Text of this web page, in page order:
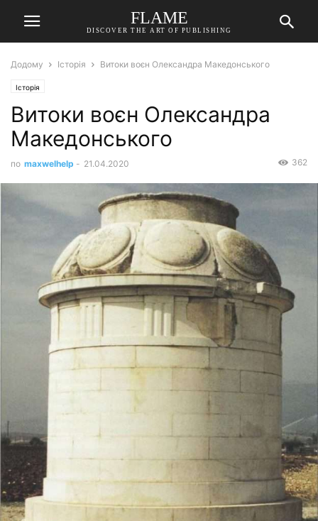
FLAME
DISCOVER THE ART OF PUBLISHING
Додому Історія Витоки воєн Олександра Македонського
Історія
Витоки воєн Олександра
Македонського
по maxwelhelp - 21.04.2020 362